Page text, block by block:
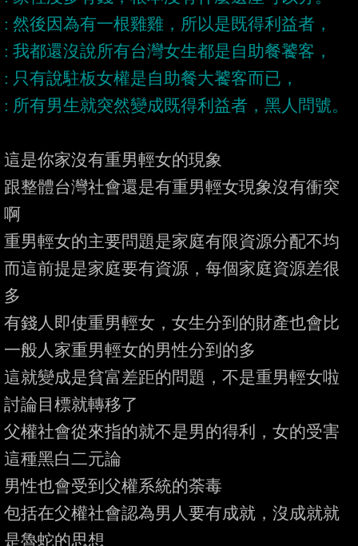
這是你家沒有重男輕女的現象
跟整體台灣社會還是有重男輕女現象沒有衝突
啊
重男輕女的主要問題是家庭有限資源分配不均
而這前提是家庭要有資源，每個家庭資源差很
多
有錢人即使重男輕女，女生分到的財產也會比
一般人家重男輕女的男性分到的多
這就變成是貧富差距的問題，不是重男輕女啦
討論目標就轉移了
父權社會從來指的就不是男的得利，女的受害
這種黑白二元論
男性也會受到父權系統的荼毒
包括在父權社會認為男人要有成就，沒成就就
是魯蛇的思想